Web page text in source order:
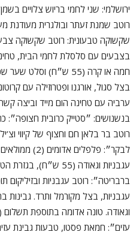
ירושלמי: שני לחמי בריוש צלויים
שקשוקה טבעונית: רוטב שקשוקה
בצבעים עם סלסלת לחמי הבית,
חמה או קרה (55 ש״ח)
בצל סגול, אורגנו ופטרוזילה עם
ערביה עם טחינה הום מייד וביצה קשה (50
בנשנושים: ״סטייק כרובית חצופה״:
לבקר״: פלפלים
עגבניות וגאודה (55
ברבריטה״: רוטב עגבניות ובזיליקום
עגבניות, בצל מקורמל ותרד. גבינות